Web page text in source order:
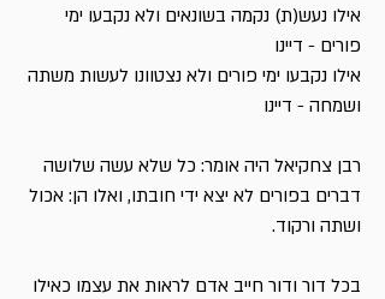
אילו נעש(ת) נקמה בשונאים ולא נקבעו ימי
פורים - דיינו
אילו נקבעו ימי פורים ולא נצטוונו לעשות משתה
ושמחה - דיינו
רבן צחקיאל היה אומר: כל שלא עשה שלושה
דברים בפורים לא יצא ידי חובתו, ואלו הן: אכול
ושתה ורקוד.
בכל דור ודור חייב אדם לראות את עצמו כאילו